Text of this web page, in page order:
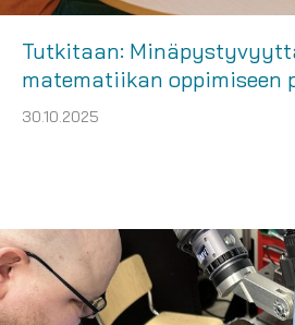
Tutkitaan:
matematiikan oppimiseen
30.10.2025